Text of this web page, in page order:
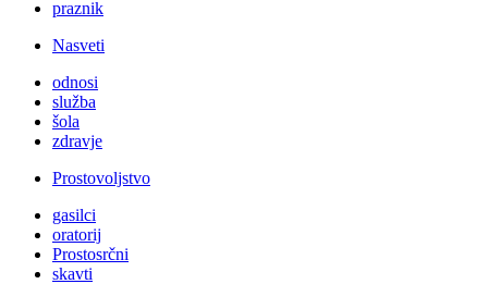
praznik
Nasveti
odnosi
služba
šola
zdravje
Prostovoljstvo
gasilci
oratorij
Prostosrčni
skavti